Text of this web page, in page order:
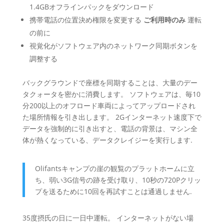
1.4GBオフラインパックをダウンロード
携帯電話の位置決め権限を変更する ご利用時のみ運転
の前に
視覚化がソフトウェア内のネットワーク同期ボタンを
調整する
バックグラウンドで座標を同期することは、大量のデー
タクォータを密かに消費します。 ソフトウェアは、毎10
分200以上のオフロード車両によってアップロードされ
た場所情報を引き出します。 2Gインターネット速度下で
データを強制的に引き出すと、電話の背景は、マシン全
体が熱くなっている、データクレイジーを実行します.
Olifantsキャンプの崖の観覧のプラットホームに立
ち、弱い3G信号の跡を受け取り、10秒の720Pクリッ
プを送るために10回を再試すことは通過しません.
35度摂氏の日に一日中運転。 インターネットがない場